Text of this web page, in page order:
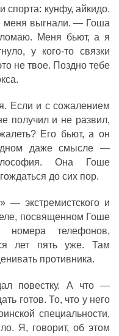
кунфу, айкидо.
меня выгнали. — Гоша
Меня бьют, а я
у кого-то связки
не твое. Поздно тебе
Если и с сожалением
получил и не развил,
Его бьют, а он
даже смысле —
Она Гоше
до сих пор.
— экстремистского и
посвященном Гоше
номера телефонов,
лет пять уже. Там
противника.
повестку. А что —
готов. То, что у него
специальности,
Я, говорит, об этом